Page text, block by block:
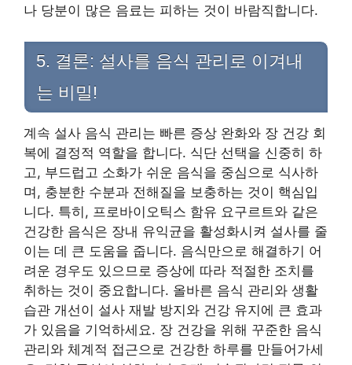
나 당분이 많은 음료는 피하는 것이 바람직합니다.
5. 결론: 설사를 음식 관리로 이겨내
는 비밀!
계속 설사 음식 관리는 빠른 증상 완화와 장 건강 회
복에 결정적 역할을 합니다. 식단 선택을 신중히 하
고, 부드럽고 소화가 쉬운 음식을 중심으로 식사하
며, 충분한 수분과 전해질을 보충하는 것이 핵심입
니다. 특히, 프로바이오틱스 함유 요구르트와 같은
건강한 음식은 장내 유익균을 활성화시켜 설사를 줄
이는 데 큰 도움을 줍니다. 음식만으로 해결하기 어
려운 경우도 있으므로 증상에 따라 적절한 조치를
취하는 것이 중요합니다. 올바른 음식 관리와 생활
습관 개선이 설사 재발 방지와 건강 유지에 큰 효과
가 있음을 기억하세요. 장 건강을 위해 꾸준한 음식
관리와 체계적 접근으로 건강한 하루를 만들어가세